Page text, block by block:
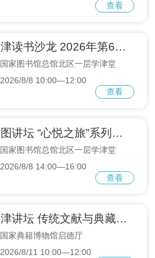
查看
文津读书沙龙 2026年第6期： 庄子和他的《逍遥游》
国家图书馆总馆北区一层学津堂
2026/8/8 10:00—12:00
查看
国图讲坛 “心悦之旅”系列之六： 以心疗心——多元非医学疗法助力心理健康
国家图书馆总馆北区一层学津堂
2026/8/8 14:00—16:00
查看
文津讲坛 传统文献与典藏系列讲座之十五： 江南藏书的人文传统
国家典籍博物馆启德厅
2026/8/11 10:00—12:00